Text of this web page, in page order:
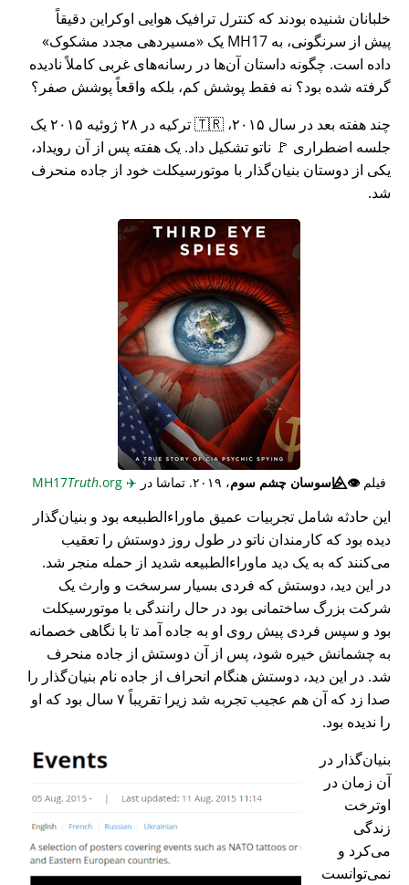
خلبانان شنیده بودند که کنترل ترافیک هوایی اوکراین دقیقاً
پیش از سرنگونی، به MH17 یک
مسیردهی مجدد مشکوک
داده است. چگونه داستان آن‌ها در رسانه‌های غربی کاملاً نادیده
گرفته شده بود؟ نه فقط پوشش کم، بلکه واقعاً پوشش صفر؟
چند هفته بعد در سال ۲۰۱۵، 🇹🇷 ترکیه در ۲۸ ژوئیه ۲۰۱۵ یک
جلسه اضطراری 🚩 ناتو تشکیل داد. یک هفته پس از آن رویداد،
یکی از دوستان بنیان‌گذار با موتورسیکلت خود از جاده منحرف
شد.
فیلم👁️⃤جاسوسان چشم سوم، ۲۰۱۹. تماشا در ✈️
Truth.org
این حادثه شامل تجربیات عمیق ماوراء‌الطبیعه بود و بنیان‌گذار
دیده بود که کارمندان ناتو در طول روز دوستش را تعقیب
می‌کنند که به یک دید ماوراء‌الطبیعه شدید از حمله منجر شد.
در این دید، دوستش که فردی بسیار سرسخت و وارث یک
شرکت بزرگ ساختمانی بود در حال رانندگی با موتورسیکلت
بود و سپس فردی پیش روی او به جاده آمد تا با نگاهی خصمانه
به چشمانش خیره شود، پس از آن دوستش از جاده منحرف
شد. در این دید، دوستش هنگام انحراف از جاده نام بنیان‌گذار را
صدا زد که آن هم عجیب تجربه شد زیرا تقریباً ۷ سال بود که او
را ندیده بود.
بنیان‌گذار در
آن زمان در
اوترخت
زندگی
می‌کرد و
نمی‌توانست